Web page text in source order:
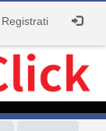
Registrati